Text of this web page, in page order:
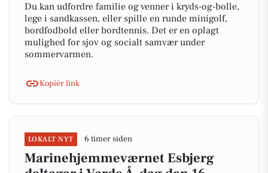
Du kan udfordre familie og venner i kryds-og-bolle,
lege i sandkassen, eller spille en runde minigolf,
bordfodbold eller bordtennis. Det er en oplagt
mulighed for sjov og socialt samvær under
sommervarmen.
Kopiér link
LOKALT NYT 6 timer siden
Marinehjemmeværnet Esbjerg